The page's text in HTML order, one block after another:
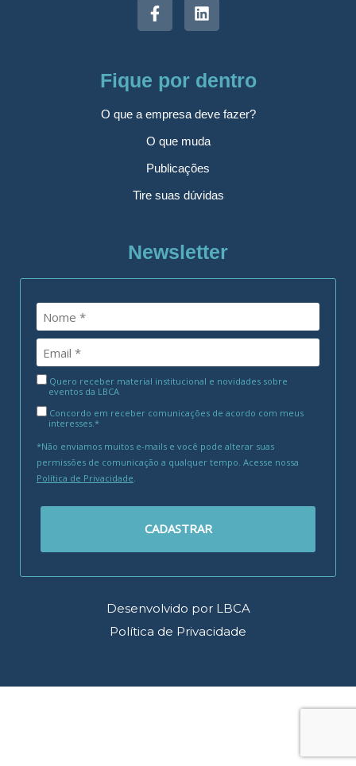
Fique por dentro
O que a empresa deve fazer?
O que muda
Publicações
Tire suas dúvidas
Newsletter
Quero receber material institucional e novidades sobre
eventos da LBCA
Concordo em receber comunicações de acordo com meus
interesses.*
*Não enviamos muitos e-mails e você pode alterar suas
permissões de comunicação a qualquer tempo. Acesse nossa
Política de Privacidade
CADASTRAR
Desenvolvido por LBCA
Política de Privacidade